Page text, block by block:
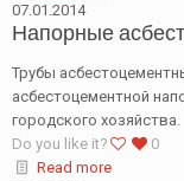
07.01.2014
Напорные
Трубы
асбестоцементной
городского хозяйства.
Do you like it?
0
Read more